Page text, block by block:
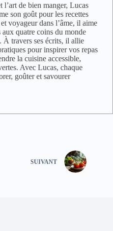
l’art de bien manger, Lucas
son goût pour les recettes
voyageur dans l’âme, il aime
quatre coins du monde
À travers ses écrits, il allie
pour inspirer vos repas
la cuisine accessible,
Avec Lucas, chaque
goûter et savourer
SUIVANT